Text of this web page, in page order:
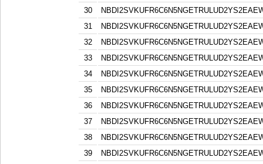
30
31
32
33
34
35
36
37
38
39